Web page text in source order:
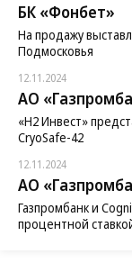
БК «Фонбет»
На продажу
Подмосковья
12.11.2024
АО
«H2 Инвест»
CryoSafe-42
12.11.2024
АО
Газпромбанк и
процентной